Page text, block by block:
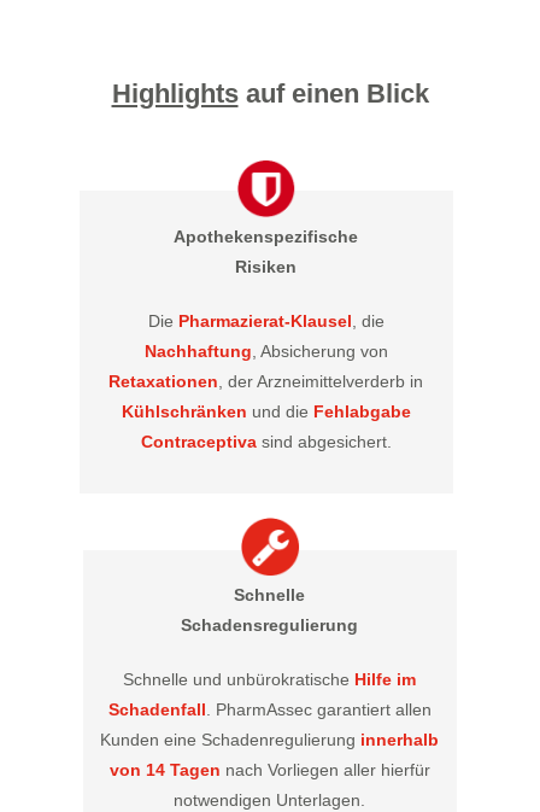
Highlightsauf einen Blick
Apothekenspezifische
Risiken
Die Pharmazierat-Klausel , die
Nachhaftung , Absicherung von
Retaxationen , der Arzneimittelverderb in
Kühlschränken und die Fehlabgabe
Contraceptivasind abgesichert.
Schnelle
Schadensregulierung
Schnelle und unbürokratische Hilfe im
Schadenfall. PharmAssec garantiert allen
Kunden eine Schadenregulierung innerhalb
von 14 Tagen nach Vorliegen aller hierfür
notwendigen Unterlagen.